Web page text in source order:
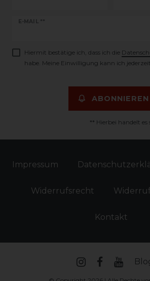
E-MAIL **
Newsletter
Hiermit bestätige ich, dass ich die
habe. Meine Einwilligung kann ich
ABONNIEREN
** Hierbei handelt
Impressum
Widerrufs­recht
Kontakt